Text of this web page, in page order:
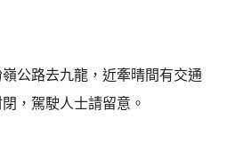
公路去九龍，近牽晴間有交通
，駕駛人士請留意。